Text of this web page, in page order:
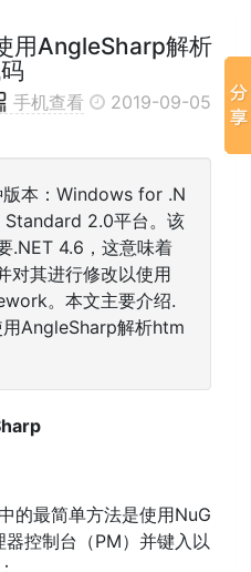
用AngleSharp解析
手机查看 2019-09-05
本：Windows for .N
Standard 2.0平台。该
.NET 4.6，这意味着
对其进行修改以使用
。本文主要介绍.
AngleSharp解析htm
的最简单方法是使用NuG
控制台（PM）并键入以